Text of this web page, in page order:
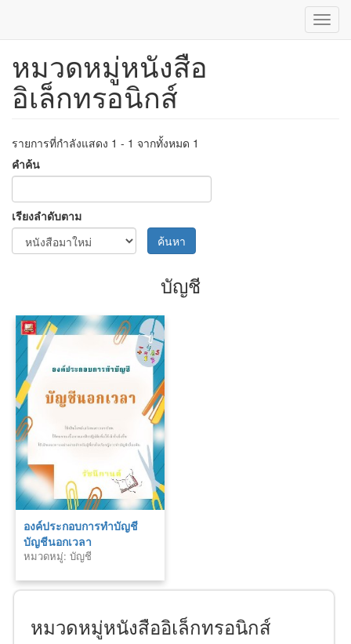
ข้าม
เนื้อหา
หมวดหมู่หนังสือ
อิเล็กทรอนิกส์
รายการที่กำลังแสดง 1 - 1 จากทั้งหมด 1
คำค้น
เรียงลำดับตาม
ค้นหา
บัญชี
องค์ประกอบการทำบัญชี
บัญชีนอกเวลา
หมวดหมู่: บัญชี
หมวดหมู่หนังสืออิเล็กทรอนิกส์